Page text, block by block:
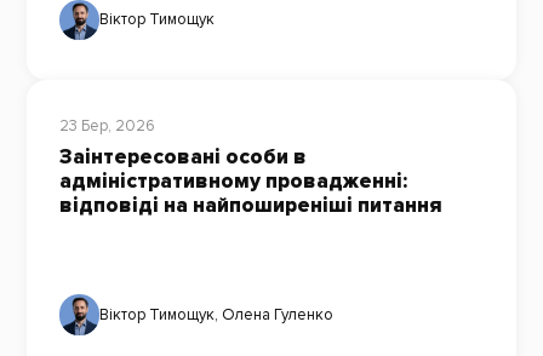
Віктор Тимощук
23 Бер, 2026
Заінтересовані особи в
адміністративному провадженні:
відповіді на найпоширеніші питання
Віктор Тимощук, Олена Гуленко